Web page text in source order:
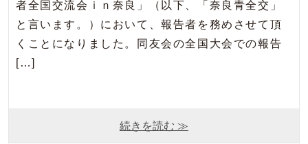
者全国交流会ｉｎ奈良」（以下、「奈良青全交」
と言います。）において、報告者を務めさせて頂
くことになりました。同友会の全国大会での報告
[…]
続きを読む ≫